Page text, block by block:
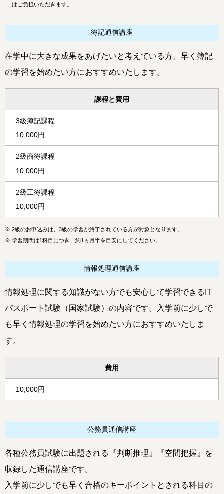
はご負担いただきます。
簿記通信講座
在学中に大きな成果をあげたいと考えている方、早く簿記
の学習を始めたい方におすすめいたします。
課程と費用
3級簿記課程
10,000円
2級商簿課程
10,000円
2級工簿課程
10,000円
※ 2級のお申込みは、3級の学習が終了されている方が対象となります。
※ 学習期間は1科目につき、約1ヵ月半を目安にしてください。
情報処理通信講座
情報処理に関する知識がない方でも安心して学習できるIT
パスポート試験（国家試験）の内容です。入学前に少しで
も早く情報処理の学習を始めたい方におすすめいたしま
す。
費用
10,000円
公務員通信講座
各種公務員試験に出題される『判断推理』『空間把握』を
収録した通信講座です。
入学前に少しでも早く合格のキーポイントとされる科目の